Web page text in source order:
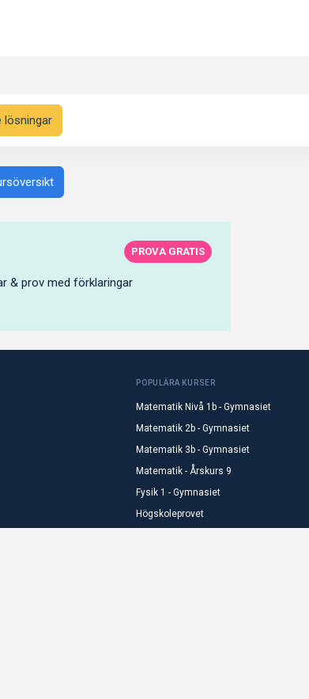
lösningar
PROVA GRATIS
& prov med förklaringar
POPULÄRA KURSER
Matematik Nivå 1b - Gymnasiet
Matematik 2b - Gymnasiet
Matematik 3b - Gymnasiet
Matematik - Årskurs 9
Fysik 1 - Gymnasiet
Högskoleprovet